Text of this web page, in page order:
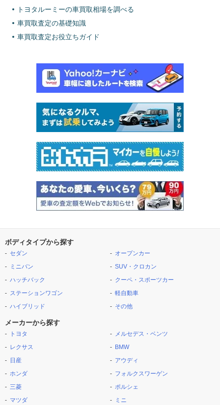
トヨタルーミーの車買取相場を調べる
車買取査定の基礎知識
車買取査定お役立ちガイド
ボディタイプから探す
セダン
ミニバン
ハッチバック
ステーションワゴン
ハイブリッド
オープンカー
SUV・クロカン
クーペ・スポーツカー
軽自動車
その他
メーカーから探す
トヨタ
レクサス
日産
ホンダ
三菱
マツダ
メルセデス・ベンツ
BMW
アウディ
フォルクスワーゲン
ポルシェ
ミニ